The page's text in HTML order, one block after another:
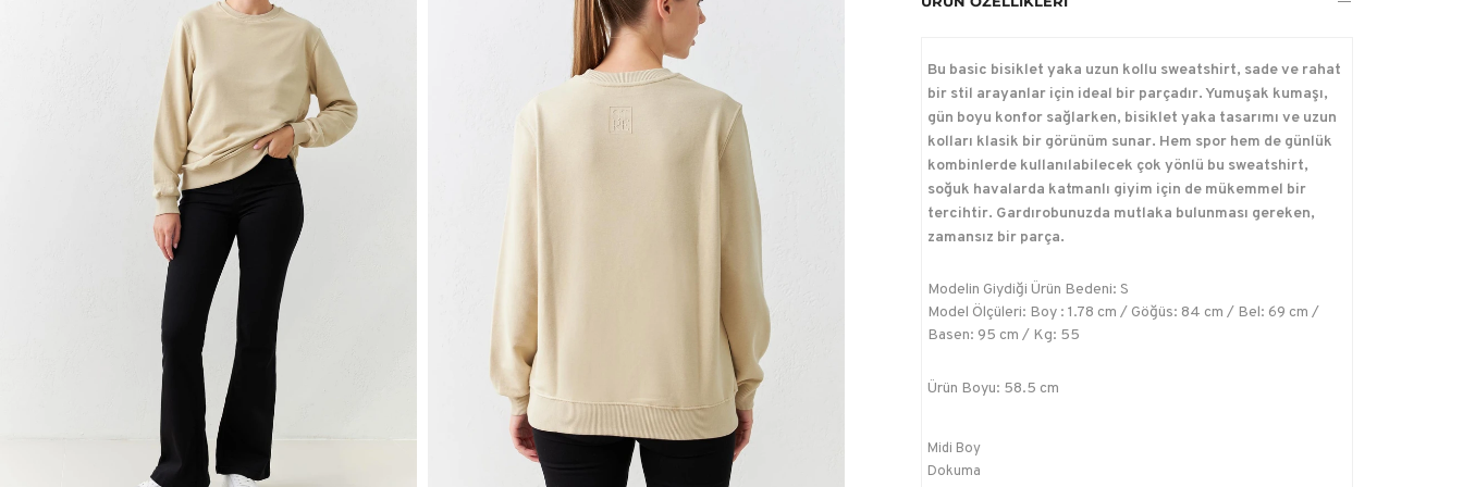
Bu basic bisiklet yaka uzun kollu sweatshirt, sade ve rahat
bir stil arayanlar için ideal bir parçadır. Yumuşak kumaşı,
gün boyu konfor sağlarken, bisiklet yaka tasarımı ve uzun
kolları klasik bir görünüm sunar. Hem spor hem de günlük
kombinlerde kullanılabilecek çok yönlü bu sweatshirt,
soğuk havalarda katmanlı giyim için de mükemmel bir
tercihtir. Gardırobunuzda mutlaka bulunması gereken,
zamansız bir parça.
Modelin Giydiği Ürün Bedeni: S
Model Ölçüleri: Boy : 1.78 cm / Göğüs: 84 cm / Bel: 69 cm /
Basen: 95 cm / Kg: 55
Ürün Boyu: 58.5 cm
Midi Boy
Dokuma